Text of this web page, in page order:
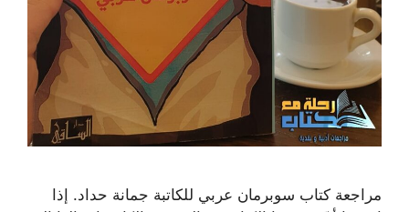
مراجعة كتاب سوبرمان عربي للكاتبة جمانة حداد. إذا